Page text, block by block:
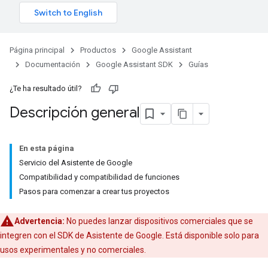
Página principal Productos
Google Assistant
Documentación
Google Assistant SDK Guías
¿Te ha resultado útil?
Descripción general
En esta página
Servicio del Asistente de Google
Compatibilidad y compatibilidad de funciones
Pasos para comenzar a crear tus proyectos
Advertencia: No puedes lanzar dispositivos comerciales que se
integren con el SDK de Asistente de Google. Está disponible solo para
usos experimentales y no comerciales.